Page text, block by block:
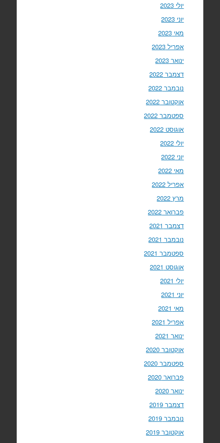
יולי 2023
יוני 2023
מאי 2023
אפריל 2023
ינואר 2023
דצמבר 2022
נובמבר 2022
אוקטובר 2022
ספטמבר 2022
אוגוסט 2022
יולי 2022
יוני 2022
מאי 2022
אפריל 2022
מרץ 2022
פברואר 2022
דצמבר 2021
נובמבר 2021
ספטמבר 2021
אוגוסט 2021
יולי 2021
יוני 2021
מאי 2021
אפריל 2021
ינואר 2021
אוקטובר 2020
ספטמבר 2020
פברואר 2020
ינואר 2020
דצמבר 2019
נובמבר 2019
אוקטובר 2019